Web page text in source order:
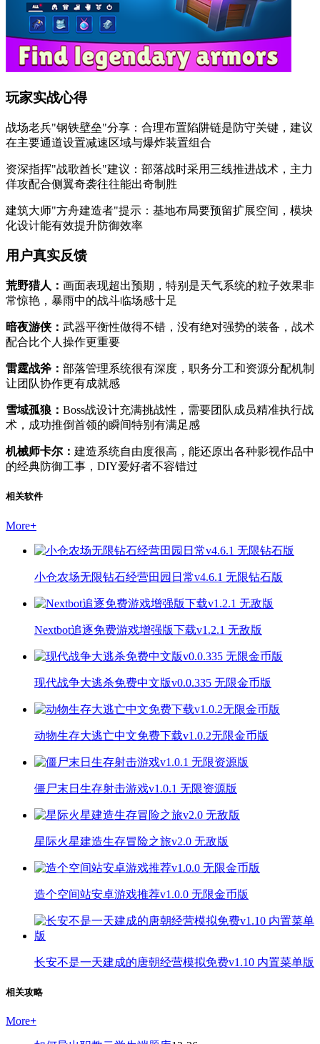
玩家实战心得
战场老兵"钢铁壁垒"分享：合理布置陷阱链是防守关键，建议
在主要通道设置减速区域与爆炸装置组合
资深指挥"战歌酋长"建议：部落战时采用三线推进战术，主力
佯攻配合侧翼奇袭往往能出奇制胜
建筑大师"方舟建造者"提示：基地布局要预留扩展空间，模块
化设计能有效提升防御效率
用户真实反馈
荒野猎人： 画面表现超出预期，特别是天气系统的粒子效果非
常惊艳，暴雨中的战斗临场感十足
暗夜游侠： 武器平衡性做得不错，没有绝对强势的装备，战术
配合比个人操作更重要
雷霆战斧： 部落管理系统很有深度，职务分工和资源分配机制
让团队协作更有成就感
雪域孤狼： Boss战设计充满挑战性，需要团队成员精准执行战
术，成功推倒首领的瞬间特别有满足感
机械师卡尔： 建造系统自由度很高，能还原出各种影视作品中
的经典防御工事，DIY爱好者不容错过
相关软件
More+
小仓农场无限钻石经营田园日常v4.6.1 无限钻石版
Nextbot追逐免费游戏增强版下载v1.2.1 无敌版
现代战争大逃杀免费中文版v0.0.335 无限金币版
动物生存大逃亡中文免费下载v1.0.2无限金币版
僵尸末日生存射击游戏v1.0.1 无限资源版
星际火星建造生存冒险之旅v2.0 无敌版
造个空间站安卓游戏推荐v1.0.0 无限金币版
长安不是一天建成的唐朝经营模拟免费v1.10 内置菜单版
相关攻略
More+